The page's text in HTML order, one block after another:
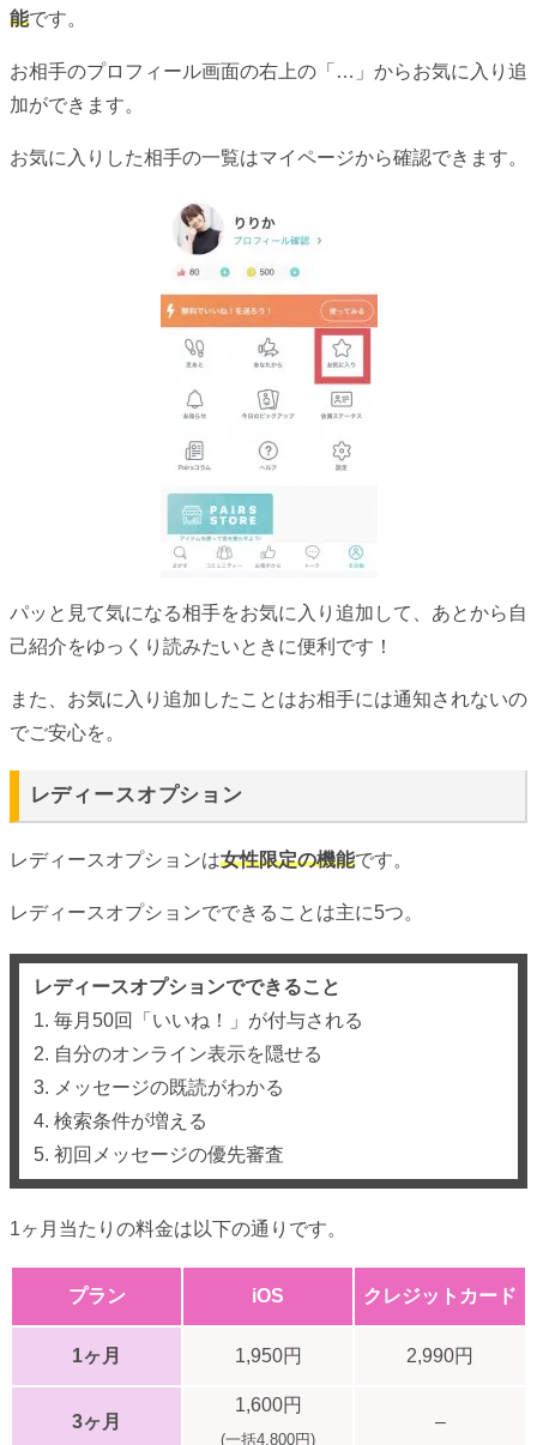
能です。
お相手のプロフィール画面の右上の「…」からお気に入り追
加ができます。
お気に入りした相手の一覧はマイページから確認できます。
パッと見て気になる相手をお気に入り追加して、あとから自
己紹介をゆっくり読みたいときに便利です！
また、お気に入り追加したことはお相手には通知されないの
でご安心を。
レディースオプション
レディースオプションは女性限定の機能です。
レディースオプションでできることは主に5つ。
レディースオプションでできること
1. 毎月50回「いいね！」が付与される
2. 自分のオンライン表示を隠せる
3. メッセージの既読がわかる
4. 検索条件が増える
5. 初回メッセージの優先審査
1ヶ月当たりの料金は以下の通りです。
プラン iOS クレジットカード
1ヶ月 1,950円 2,990円
3ヶ月
1,600円
(一括4,800円)
–